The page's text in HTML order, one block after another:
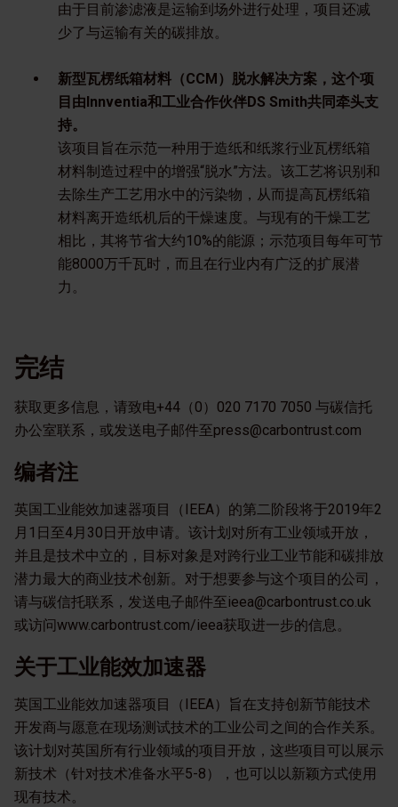
由于目前渗滤液是运输到场外进行处理，项目还减
少了与运输有关的碳排放。
新型瓦楞纸箱材料（CCM）脱水解决方案，这个项
目由Innventia和工业合作伙伴DS Smith共同牵头支
持。
该项目旨在示范一种用于造纸和纸浆行业瓦楞纸箱
材料制造过程中的增强“脱水”方法。该工艺将识别和
去除生产工艺用水中的污染物，从而提高瓦楞纸箱
材料离开造纸机后的干燥速度。与现有的干燥工艺
相比，其将节省大约10%的能源；示范项目每年可节
能8000万千瓦时，而且在行业内有广泛的扩展潜
力。
完结
获取更多信息，请致电+44（0）020 7170 7050 与碳信托
办公室联系，或发送电子邮件至press@carbontrust.com
编者注
英国工业能效加速器项目（IEEA）的第二阶段将于2019年2
月1日至4月30日开放申请。该计划对所有工业领域开放，
并且是技术中立的，目标对象是对跨行业工业节能和碳排放
潜力最大的商业技术创新。对于想要参与这个项目的公司，
请与碳信托联系，发送电子邮件至ieea@carbontrust.co.uk
或访问www.carbontrust.com/ieea获取进一步的信息。
关于工业能效加速器
英国工业能效加速器项目（IEEA）旨在支持创新节能技术
开发商与愿意在现场测试技术的工业公司之间的合作关系。
该计划对英国所有行业领域的项目开放，这些项目可以展示
新技术（针对技术准备水平5-8），也可以以新颖方式使用
现有技术。